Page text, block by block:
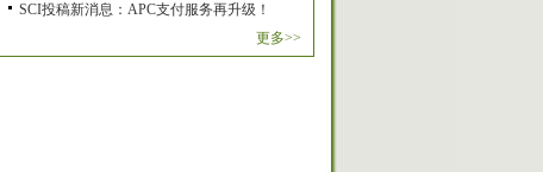
SCI投稿新消息：APC支付服务再升级！
更多>>